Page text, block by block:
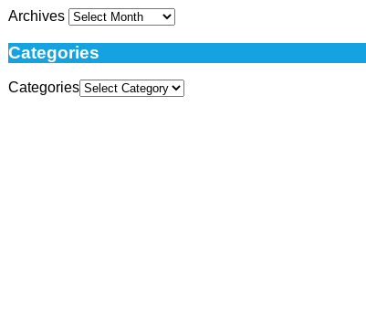
Archives
Categories
Categories